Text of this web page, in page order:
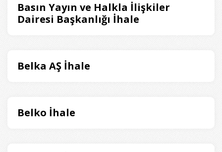
Basın Yayın ve Halkla İlişkiler
Dairesi Başkanlığı İhale
Belka AŞ İhale
Belko İhale